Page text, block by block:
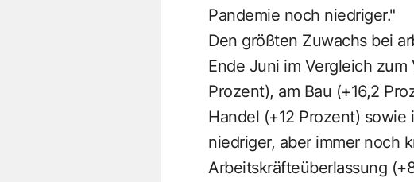
Pandemie noch niedriger."
Den größten Zuwachs bei
Ende Juni im Vergleich
Prozent), am Bau (+16,2
Handel (+12 Prozent) sowie
niedriger, aber immer noch
Arbeitskräfteüberlassung